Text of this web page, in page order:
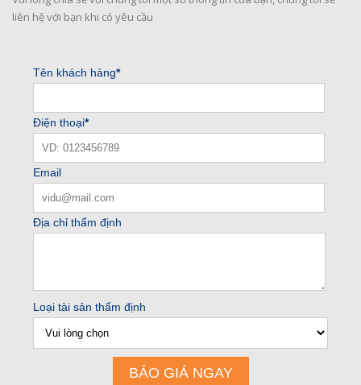
liên hệ với bạn khi có yêu cầu